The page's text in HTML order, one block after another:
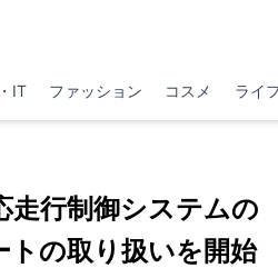
IT ファッション コスメ ライ
走行制御システムの
トの取り扱いを開始